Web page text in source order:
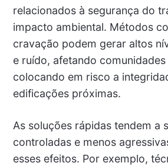
relacionados à segurança do
impacto ambiental. Métodos
cravação podem gerar altos
e ruído, afetando
colocando em risco a
edificações próximas.
As soluções rápidas tendem a
controladas e menos
esses efeitos. Por exemplo,